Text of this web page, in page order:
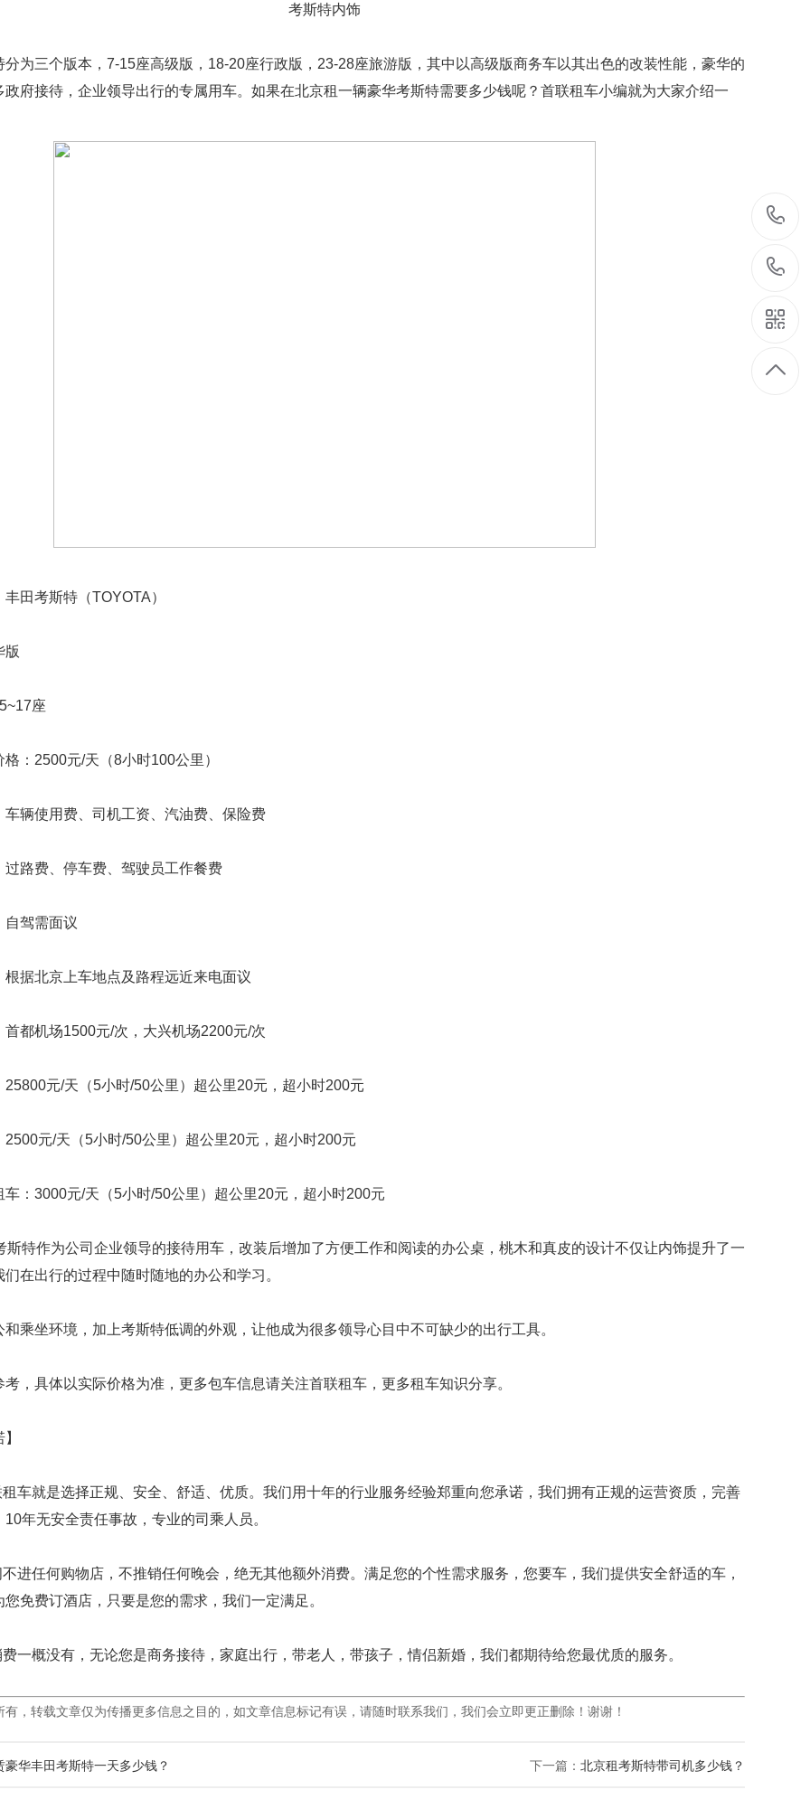
考斯特内饰
三个版本，7-15座高级版，18-20座行政版，23-28座旅游版，其中以高级版商务车以其出色的改装性能，豪华的
政府接待，企业领导出行的专属用车。如果在北京租一辆豪华考斯特需要多少钱呢？首联租车小编就为大家介绍一
考斯特（TOYOTA）
座
2500元/天（8小时100公里）
使用费、司机工资、汽油费、保险费
路费、停车费、驾驶员工作餐费
驾需面议
北京上车地点及路程远近来电面议
机场1500元/次，大兴机场2200元/次
元/天（5小时/50公里）超公里20元，超小时200元
元/天（5小时/50公里）超公里20元，超小时200元
3000元/天（5小时/50公里）超公里20元，超小时200元
作为公司企业领导的接待用车，改装后增加了方便工作和阅读的办公桌，桃木和真皮的设计不仅让内饰提升了一
在出行的过程中随时随地的办公和学习。
坐环境，加上考斯特低调的外观，让他成为很多领导心目中不可缺少的出行工具。
具体以实际价格为准，更多包车信息请关注首联租车，更多租车知识分享。
就是选择正规、安全、舒适、优质。我们用十年的行业服务经验郑重向您承诺，我们拥有正规的运营资质，完善
年无安全责任事故，专业的司乘人员。
任何购物店，不推销任何晚会，绝无其他额外消费。满足您的个性需求服务，您要车，我们提供安全舒适的车，
免费订酒店，只要是您的需求，我们一定满足。
概没有，无论您是商务接待，家庭出行，带老人，带孩子，情侣新婚，我们都期待给您最优质的服务。
，转载文章仅为传播更多信息之目的，如文章信息标记有误，请随时联系我们，我们会立即更正删除！谢谢！
豪华丰田考斯特一天多少钱？ 下一篇： 北京租考斯特带司机多少钱？